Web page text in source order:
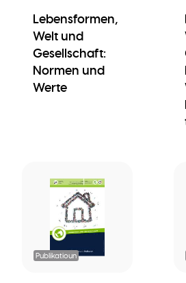
Lebensformen,
Welt und
Gesellschaft:
Normen und
Werte
Publikatioun